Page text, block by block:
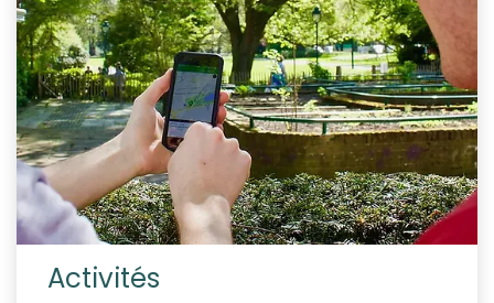
Activités